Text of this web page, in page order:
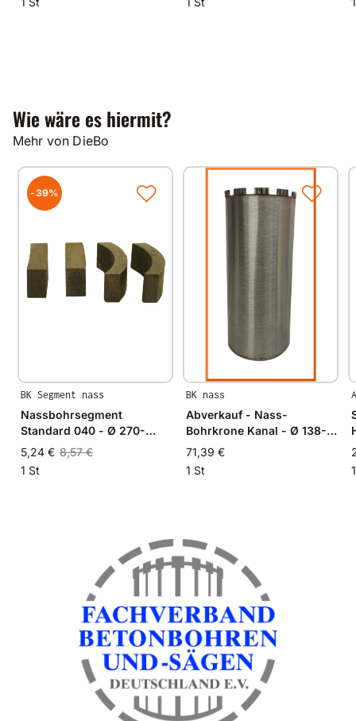
Wie wäre es hiermit?
Mehr von DieBo
-39%
BK Segment nass
Nassbohrsegment
Standard 040 - Ø 270-
600mm - 24x4,5x8,0mm
5,24 € 8,57 €
1 St
BK nass
Abverkauf - Nass-
Bohrkrone Kanal - Ø 138-
140mm
71,39 €
1 St